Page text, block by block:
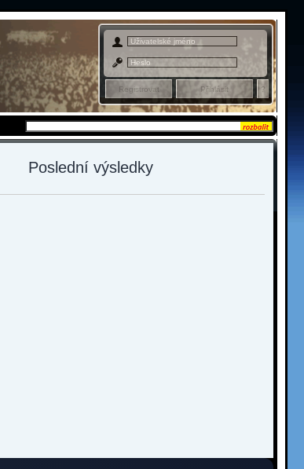
Admin sekce
Poslední výsledky